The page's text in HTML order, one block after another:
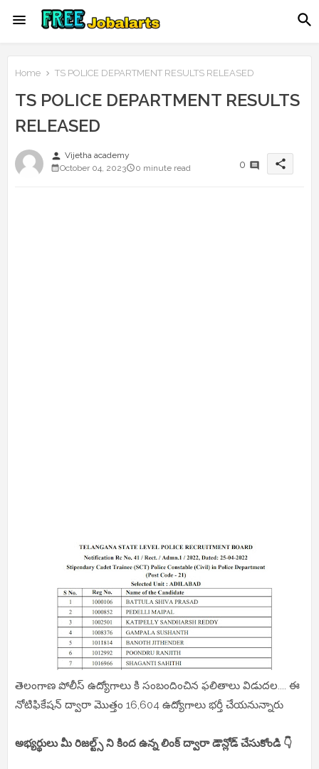
Home TS POLICE DEPARTMENT RESULTS RELEASED
TS POLICE DEPARTMENT RESULTS
RELEASED
person Vijetha academy
October 04, 2023
0 minute read 0 share
తెలంగాణ పోలీస్ ఉద్యోగాలు కి సంబందించిన ఫలితాలు విడుదల.... ఈ
నోటిఫికేషన్ ద్వారా మొత్తం 16,604 ఉద్యోగాలు భర్తీ చేయనున్నారు
అభ్యర్థులు మీ రిజల్ట్స్ ని కింద ఉన్న లింక్ ద్వారా డౌన్లోడ్ చేసుకోండి 👇